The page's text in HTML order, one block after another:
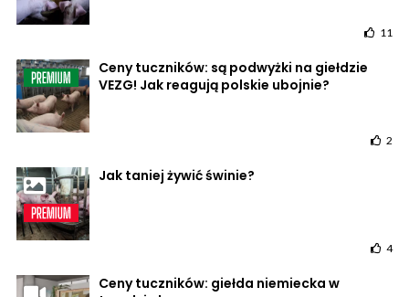
11
Ceny tuczników: są podwyżki na giełdzie
VEZG! Jak reagują polskie ubojnie?
2
Jak taniej żywić świnie?
4
Ceny tuczników: giełda niemiecka w